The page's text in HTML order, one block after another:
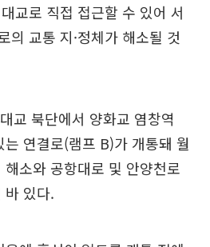
교로 직접 접근할 수 있어 서
의 교통 지·정체가 해소될 것
교 북단에서 양화교 염창역
연결로(램프 B)가 개통돼 월
소와 공항대로 및 안양천로
바 있다.